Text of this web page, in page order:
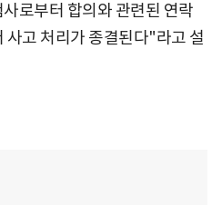
로부터 합의와 관련된 연락
사고 처리가 종결된다"라고 설